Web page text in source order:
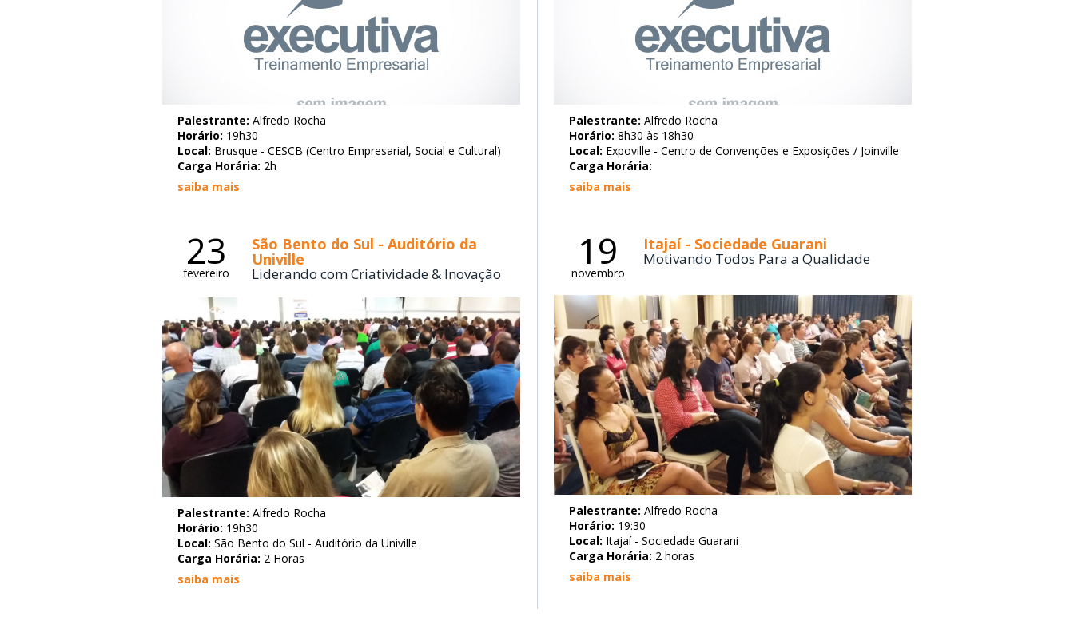
Palestrante: Alfredo Rocha
Horário: 19h30
Local: Brusque - CESCB (Centro Empresarial, Social e Cultural)
Carga Horária: 2h
saiba mais
Palestrante: Alfredo Rocha
Horário: 8h30 às 18h30
Local: Expoville - Centro de Convenções e Exposições / Joinville
Carga Horária:
saiba mais
23
fevereiro
São Bento do Sul - Auditório da
Univille
Liderando com Criatividade & Inovação
Palestrante: Alfredo Rocha
Horário: 19h30
Local: São Bento do Sul - Auditório da Univille
Carga Horária: 2 Horas
saiba mais
19
novembro
Itajaí - Sociedade Guarani
Motivando Todos Para a Qualidade
Palestrante: Alfredo Rocha
Horário: 19:30
Local: Itajaí - Sociedade Guarani
Carga Horária: 2 horas
saiba mais